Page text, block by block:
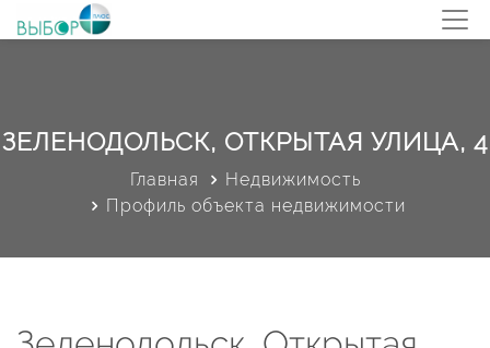
ЗЕЛЕНОДОЛЬСК, ОТКРЫТАЯ УЛИЦА, 4
Главная
Недвижимость
Профиль объекта недвижимости